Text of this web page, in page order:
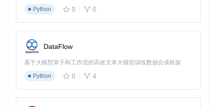
a、Python、C++等，覆盖从嵌入式设备到大型服务器的全场
景应用需求。每个语言版本均经过严格测试，确保在不同平台
下的一致性和性能表现。
如何快速集成离线IP定位能力？
环境准备与资源获取
Python
0 0
DataFlow
基于大模型算子和工作流的高效文本大模型训练数据合成框架
Python
0 4